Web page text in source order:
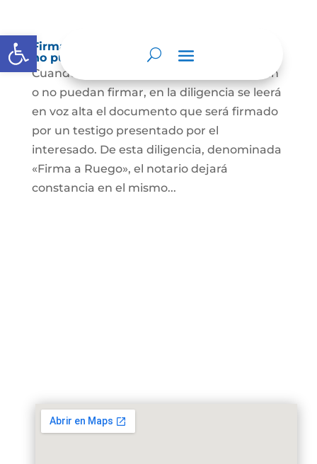
Abrir barra de herramientas
Firma a Ruego – Personas que no saben o
no puede firmar
Cuando se trate de personas que no sepan
o no puedan firmar, en la diligencia se leerá
en voz alta el documento que será firmado
por un testigo presentado por el
interesado. De esta diligencia, denominada
«Firma a Ruego», el notario dejará
constancia en el mismo...